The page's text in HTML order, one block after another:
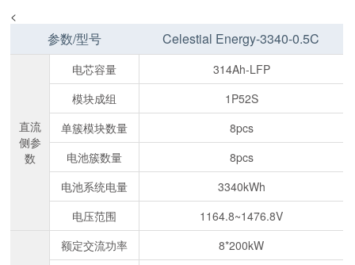
<
参数/型号 Celestial Energy-3340-0.5C
直流
侧参
数
电芯容量
314Ah-LFP
模块成组
1P52S
单簇模块数量
8pcs
电池簇数量
8pcs
电池系统电量
3340kWh
电压范围
1164.8~1476.8V
额定交流功率
8*200kW